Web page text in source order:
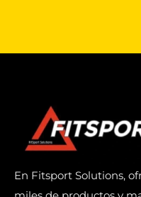
En Fitsport Solutions,